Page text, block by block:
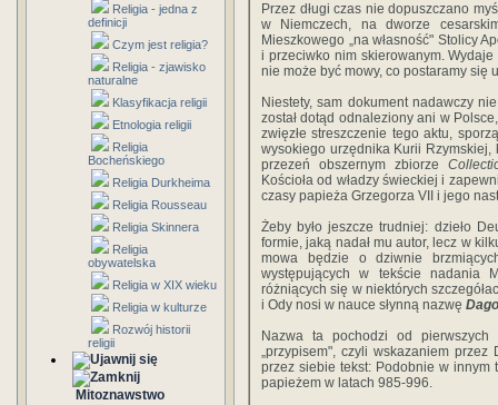
Religia - jedna z
definicji
Czym jest religia?
Religia - zjawisko
naturalne
Klasyfikacja religii
Etnologia religii
Religia
Bocheńskiego
Religia Durkheima
Religia Rousseau
Religia Skinnera
Religia
obywatelska
Religia w XIX wieku
Religia w kulturze
Rozwój historii
religii
Mitoznawstwo
Przez długi czas nie dopuszczano
w Niemczech, na dworze
Mieszkowego „na własność" Stolicy
i przeciwko nim skierowanym.
nie może być mowy, co postaramy się
Niestety, sam dokument nadawczy
został dotąd odnaleziony ani w
zwięzłe streszczenie tego aktu,
wysokiego urzędnika Kurii Rzymskiej,
przezeń obszernym zbiorze
Kościoła od władzy świeckiej i
czasy papieża Grzegorza VII i jego
Żeby było jeszcze trudniej: dzieło
formie, jaką nadał mu autor, lecz w
mowa będzie o dziwnie
występujących w tekście nadania
różniących się w niektórych
i Ody nosi w nauce słynną nazwę
Nazwa ta pochodzi od pierwszych
„przypisem", czyli wskazaniem
przez siebie tekst: Podobnie w innym
papieżem w latach 985-996.